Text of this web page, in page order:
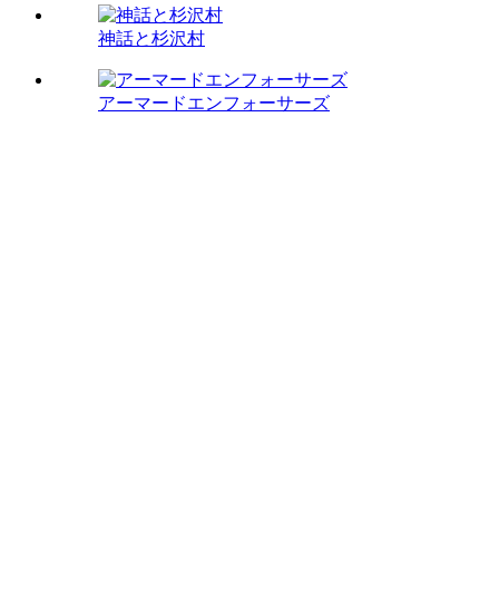
神話と杉沢村
アーマードエンフォーサーズ